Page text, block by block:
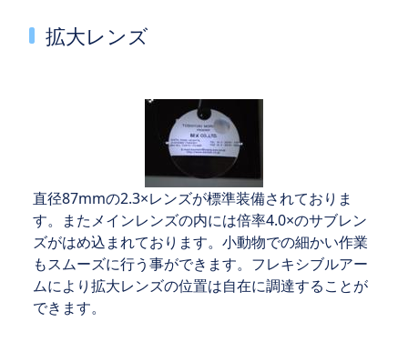
拡大レンズ
直径87mmの2.3×レンズが標準装備されておりま
す。またメインレンズの内には倍率4.0×のサブレン
ズがはめ込まれております。小動物での細かい作業
もスムーズに行う事ができます。フレキシブルアー
ムにより拡大レンズの位置は自在に調達することが
できます。